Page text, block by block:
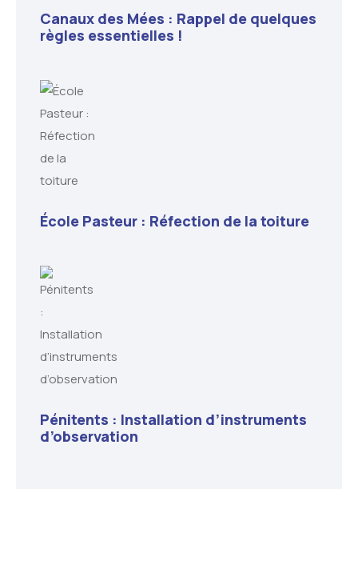
Canaux des Mées : Rappel de quelques
règles essentielles !
École Pasteur : Réfection de la toiture
Pénitents : Installation d’instruments
d’observation